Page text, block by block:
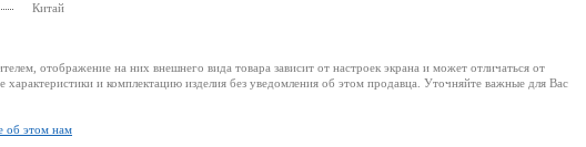
Китай
отображение на них внешнего вида товара зависит от настроек экрана и может отличаться от
и комплектацию изделия без уведомления об этом продавца. Уточняйте важные для Вас
об этом нам